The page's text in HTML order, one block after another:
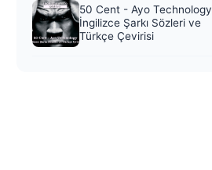
50 Cent - Ayo Technology
İngilizce Şarkı Sözleri ve
Türkçe Çevirisi